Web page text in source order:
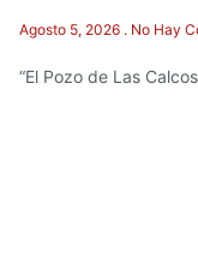
Agosto 5, 2026 No Hay
“El Pozo de Las